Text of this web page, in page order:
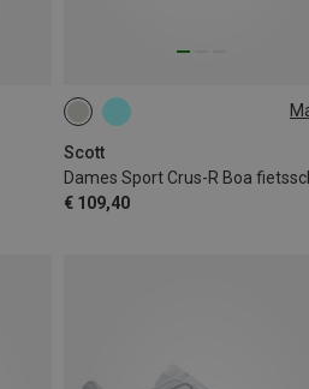
Scott
€ 109,40
36 37